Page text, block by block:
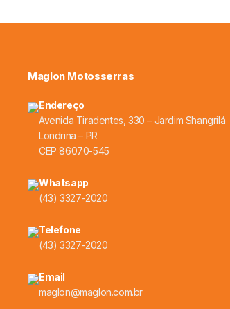
Maglon Motosserras
Endereço
Avenida Tiradentes, 330 – Jardim Shangrilá
Londrina – PR
CEP 86070-545
Whatsapp
(43) 3327-2020
Telefone
(43) 3327-2020
Email
maglon@maglon.com.br